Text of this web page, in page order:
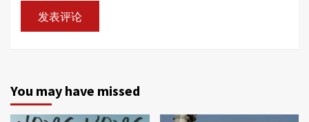
You may have missed